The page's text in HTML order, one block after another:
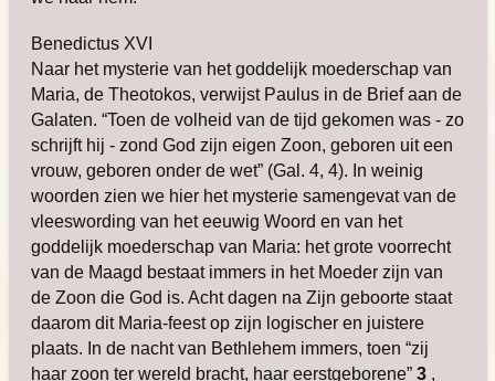
Benedictus XVI
Naar het mysterie van het goddelijk moederschap van
Maria, de Theotokos, verwijst Paulus in de Brief aan de
Galaten. “Toen de volheid van de tijd gekomen was - zo
schrijft hij - zond God zijn eigen Zoon, geboren uit een
vrouw, geboren onder de wet” (Gal. 4, 4). In weinig
woorden zien we hier het mysterie samengevat van de
vleeswording van het eeuwig Woord en van het
goddelijk moederschap van Maria: het grote voorrecht
van de Maagd bestaat immers in het Moeder zijn van
de Zoon die God is. Acht dagen na Zijn geboorte staat
daarom dit Maria-feest op zijn logischer en juistere
plaats. In de nacht van Bethlehem immers, toen “zij
haar zoon ter wereld bracht, haar eerstgeborene” 3,